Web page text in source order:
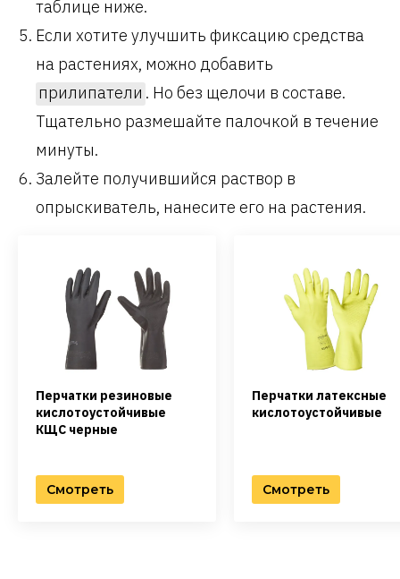
таблице ниже.
Если хотите улучшить фиксацию средства
на растениях, можно добавить
прилипатели . Но без щелочи в составе.
Тщательно размешайте палочкой в течение
минуты.
Залейте получившийся раствор в
опрыскиватель, нанесите его на растения.
Перчатки резиновые
кислотоустойчивые
КЩС черные
Смотреть
Перчатки латексные
кислотоустойчивые
Смотреть